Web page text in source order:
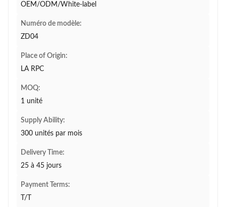
OEM/ODM/White-label
Numéro de modèle:
ZD04
Place of Origin:
LA RPC
MOQ:
1 unité
Supply Ability:
300 unités par mois
Delivery Time:
25 à 45 jours
Payment Terms:
T/T